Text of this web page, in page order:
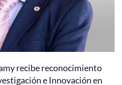
recibe reconocimiento
e Innovación en